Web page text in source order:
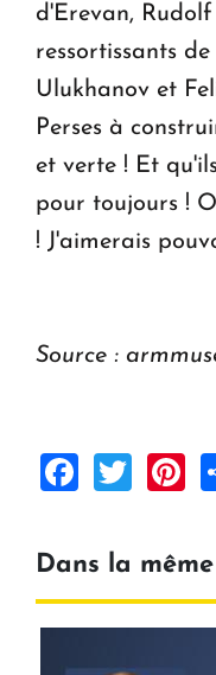
d'Erevan,
ressortissants
Ulukhanov et
Perses à
et verte ! Et
pour toujours !
! J'aimerais
Source :
Dans la